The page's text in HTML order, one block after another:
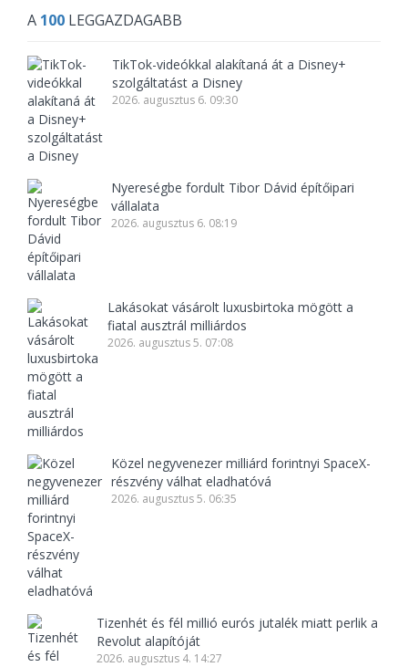
A 100 LEGGAZDAGABB
TikTok-videókkal alakítaná át a Disney+
szolgáltatást a Disney
2026. augusztus 6. 09:30
Nyereségbe fordult Tibor Dávid építőipari
vállalata
2026. augusztus 6. 08:19
Lakásokat vásárolt luxusbirtoka mögött a
fiatal ausztrál milliárdos
2026. augusztus 5. 07:08
Közel negyvenezer milliárd forintnyi SpaceX-
részvény válhat eladhatóvá
2026. augusztus 5. 06:35
Tizenhét és fél millió eurós jutalék miatt perlik a
Revolut alapítóját
2026. augusztus 4. 14:27